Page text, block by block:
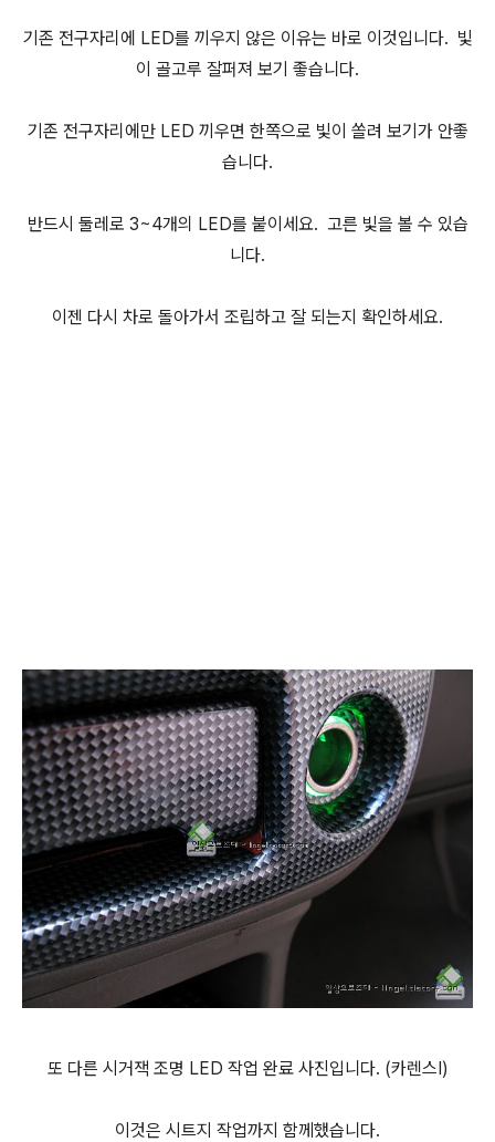
기존 전구자리에 LED를 끼우지 않은 이유는 바로 이것입니다. 빛
이 골고루 잘퍼져 보기 좋습니다.
기존 전구자리에만 LED 끼우면 한쪽으로 빛이 쏠려 보기가 안좋
습니다.
반드시 둘레로 3~4개의 LED를 붙이세요. 고른 빛을 볼 수 있습
니다.
이젠 다시 차로 돌아가서 조립하고 잘 되는지 확인하세요.
또 다른 시거잭 조명 LED 작업 완료 사진입니다. (카렌스Ⅰ)
이것은 시트지 작업까지 함께했습니다.